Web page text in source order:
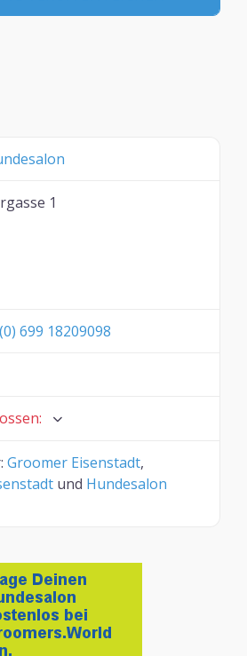
1
699 18209098
:
Groomer Eisenstadt,
und Hundesalon